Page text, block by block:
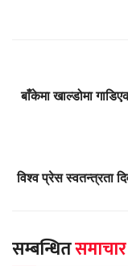
बाँकेमा खाल्डोमा
विश्व प्रेस स्वतन्त्रता
सम्बन्धितसमाचार